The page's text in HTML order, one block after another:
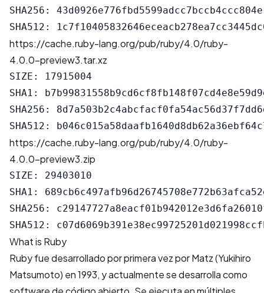
SHA256:
https://cache.ruby-lang.org/pub/ruby/4.0/ruby-
4.0.0-preview3.tar.xz
SIZE: 17915004
SHA1:
SHA256:
https://cache.ruby-lang.org/pub/ruby/4.0/ruby-
4.0.0-preview3.zip
SIZE: 29403010
SHA1:
SHA256:
What is Ruby
Ruby fue desarrollado por primera vez por Matz (Yukihiro
Matsumoto) en 1993, y actualmente se desarrolla como